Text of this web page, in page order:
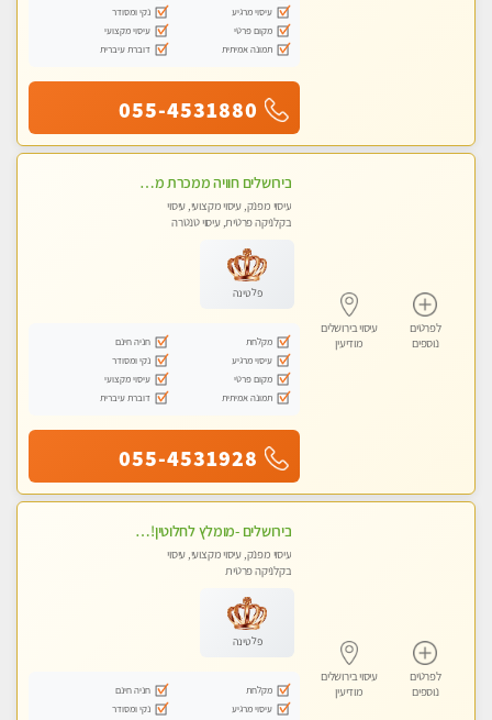
עיסוי מרגיע
נקי ומסודר
מקום פרטי
עיסוי מקצועי
תמונה אמיתית
דוברת עיברית
055-4531880
לפרטים
נוספים
עיסוי בירושלים
מודיעין
בירושלים חוויה ממכרת מטפלת מהממת לעיסוי טנטרי המשלב בתוכו טכניקות רבות מעולם המזרח
עיסוי מפנק, עיסוי מקצועי, עיסוי
בקלניקה פרטית, עיסוי טנטרה
פלטינה
מקלחת
חניה חינם
עיסוי מרגיע
נקי ומסודר
מקום פרטי
עיסוי מקצועי
תמונה אמיתית
דוברת עיברית
055-4531928
לפרטים
נוספים
עיסוי בירושלים
מודיעין
בירושלים -מומלץ לחלוטין!!כל סוגי העיסויים מעסה מקצועית ואיכותית פרטי!!!
עיסוי מפנק, עיסוי מקצועי, עיסוי
בקלניקה פרטית
פלטינה
מקלחת
חניה חינם
עיסוי מרגיע
נקי ומסודר